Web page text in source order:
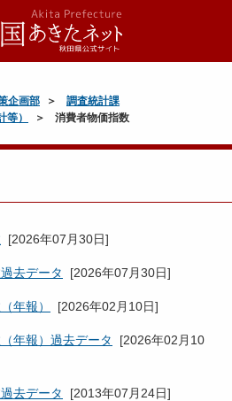
企画部
調査統計課
）
消費者物価指数
[2026年07月30日]
去データ [2026年07月30日]
年報） [2026年02月10日]
年報）過去データ [2026年02月10
去データ [2013年07月24日]